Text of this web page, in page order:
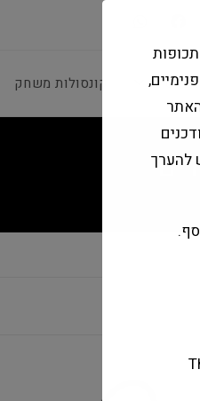
קונסולות משחק
להערך